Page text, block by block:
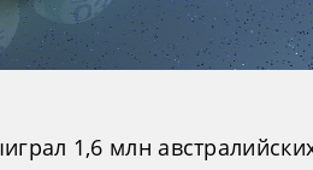
1,6 млн